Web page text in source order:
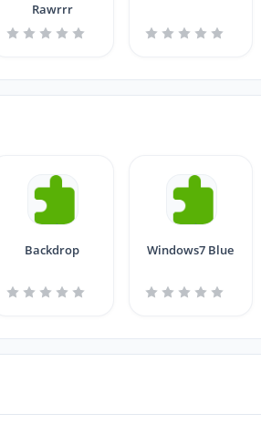
Rawrrr
Backdrop Windows7 Blue